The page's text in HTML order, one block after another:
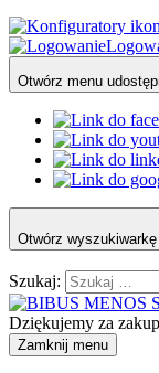
Otwórz menu
Otwórz wyszukiwarkę
Szukaj:
Dziękujemy za zakup
Zamknij menu